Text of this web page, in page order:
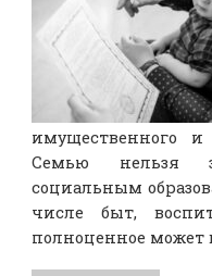
имущественного и
Семью нельзя
социальным
числе быт,
полноценное может